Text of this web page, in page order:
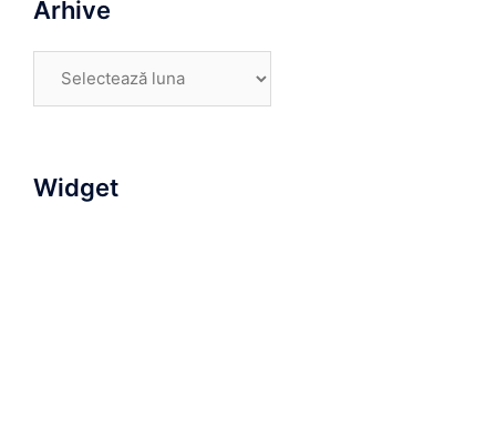
Arhive
Widget